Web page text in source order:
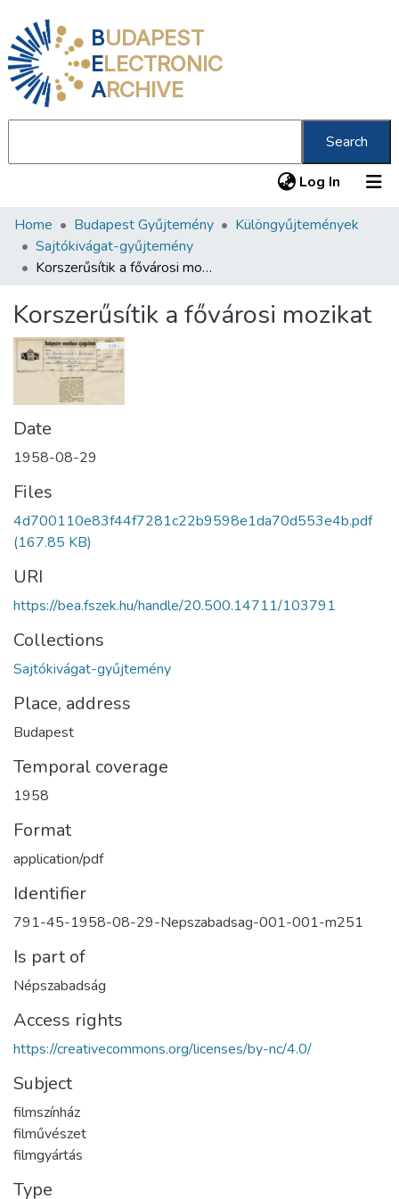
BUDAPEST
ELECTRONIC
ARCHIVE
Search
Log In (current)
Communities & Collections
All of DSpace
About us
Home Budapest Gyűjtemény
Különgyűjtemények
Sajtókivágat-gyűjtemény
Korszerűsítik a fővárosi mozikat
Korszerűsítik a fővárosi mozikat
Date
1958-08-29
Files
4d700110e83f44f7281c22b9598e1da70d553e4b.pdf
(167.85 KB)
URI
https://bea.fszek.hu/handle/20.500.14711/103791
Collections
Sajtókivágat-gyűjtemény
Place, address
Budapest
Temporal coverage
1958
Format
application/pdf
Identifier
791-45-1958-08-29-Nepszabadsag-001-001-m251
Is part of
Népszabadság
Access rights
https://creativecommons.org/licenses/by-nc/4.0/
Subject
filmszínház
filművészet
filmgyártás
Type